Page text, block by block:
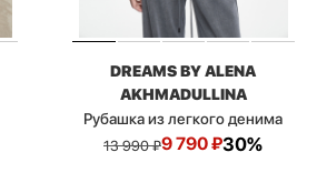
DREAMS BY ALENA
AKHMADULLINA
Рубашка из легкого денима
13 990₽9 790₽30%